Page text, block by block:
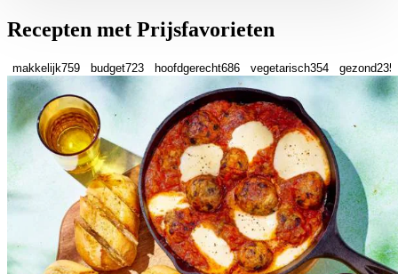
Recepten met Prijsfavorieten
makkelijk759 budget723 hoofdgerecht686 vegetarisch354 gezond235